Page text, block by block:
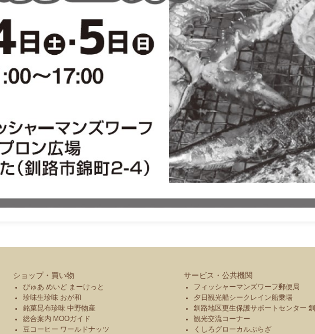
ショップ・買い物
ぴゅあ めいど まーけっと
珍味生珍味 おが和
銘菓昆布珍味 中野物産
総合案内 MOOガイド
豆コーヒー ワールドナッツ
サービス・公共機関
フィッシャーマンズワーフ郵便局
夕日観光船シークレイン船乗場
釧路地区更生保護サポートセンター
観光交流コーナー
くしろグローカルぷらざ